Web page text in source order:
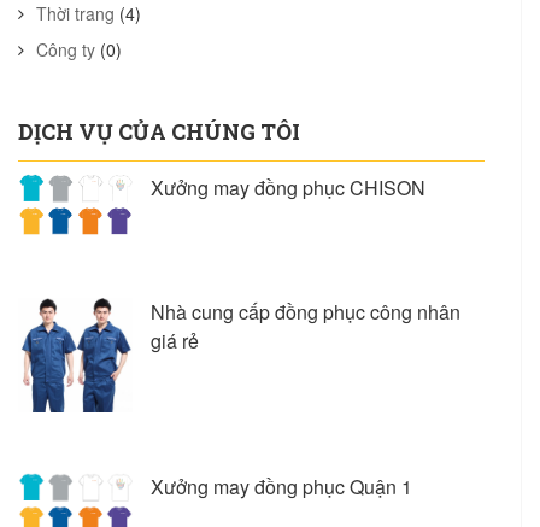
Thời trang (4)
Công ty (0)
DỊCH VỤ CỦA CHÚNG TÔI
Xưởng may đồng phục CHISON
Nhà cung cấp đồng phục công nhân
giá rẻ
Xưởng may đồng phục Quận 1